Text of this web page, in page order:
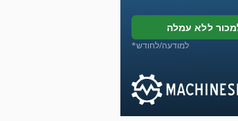
למכור ללא עמלה
*למודעה/לחודש